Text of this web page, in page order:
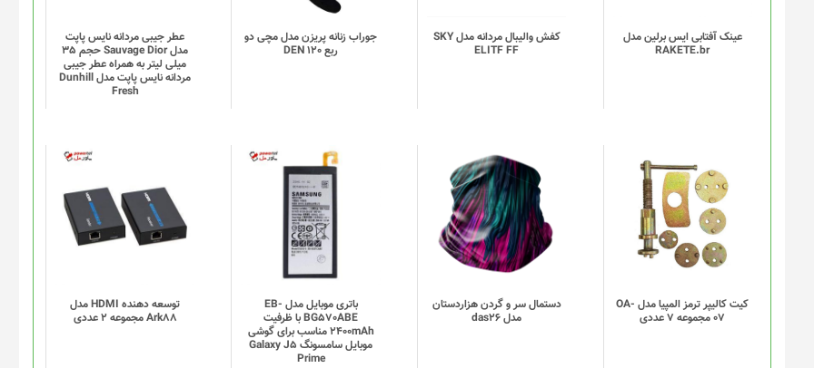
عینک آفتابی ایس برلین مدل
RAKETE.br
کفش والیبال مردانه مدل SKY
ELITF FF
گزینه
ها
محصول
انتخاب
شوند
جوراب زنانه پریزن مدل مچی دو
ربع DEN 120
گزینه
ها
محصول
انتخاب
شوند
عطر جیبی مردانه نایس پاپت
مدل Sauvage Dior حجم 35
میلی لیتر به همراه عطر جیبی
مردانه نایس پاپت مدل Dunhill
Fresh
کیت کالیپر ترمز المپیا مدل OA-
07 مجموعه 7 عددی
دستمال سر و گردن هزاردستان
مدل das26
این
محصول
دارای
انواع
مختلفی
می
گزینه
ها
باتری موبایل مدل EB-
BG570ABE با ظرفیت
2400mAh مناسب برای گوشی
موبایل سامسونگ Galaxy J5
Prime
توسعه دهنده HDMI مدل
Ark88 مجموعه 2 عددی